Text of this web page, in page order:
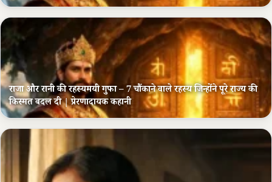
राजा और रानी की रहस्यमयी गुफा – 7 चौंकाने वाले रहस्य जिन्होंने पूरे राज्य की
किस्मत बदल दी | प्रेरणादायक कहानी